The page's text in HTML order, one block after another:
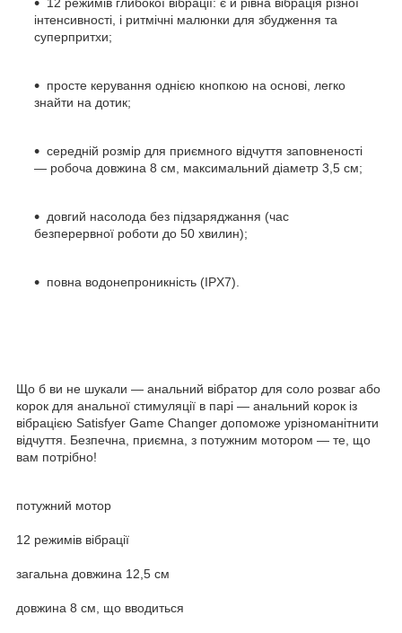
інтенсивності, і ритмічні малюнки для збудження та
суперпритхи;
просте керування однією кнопкою на основі, легко
знайти на дотик;
середній розмір для приємного відчуття заповненості
— робоча довжина 8 см, максимальний діаметр 3,5 см;
довгий насолода без підзаряджання (час
безперервної роботи до 50 хвилин);
повна водонепроникність (IPX7).
Що б ви не шукали — анальний вібратор для соло розваг або
корок для анальної стимуляції в парі — анальний корок із
вібрацією Satisfyer Game Changer допоможе урізноманітнити
відчуття. Безпечна, приємна, з потужним мотором — те, що
вам потрібно!
потужний мотор
12 режимів вібрації
загальна довжина 12,5 см
довжина 8 см, що вводиться